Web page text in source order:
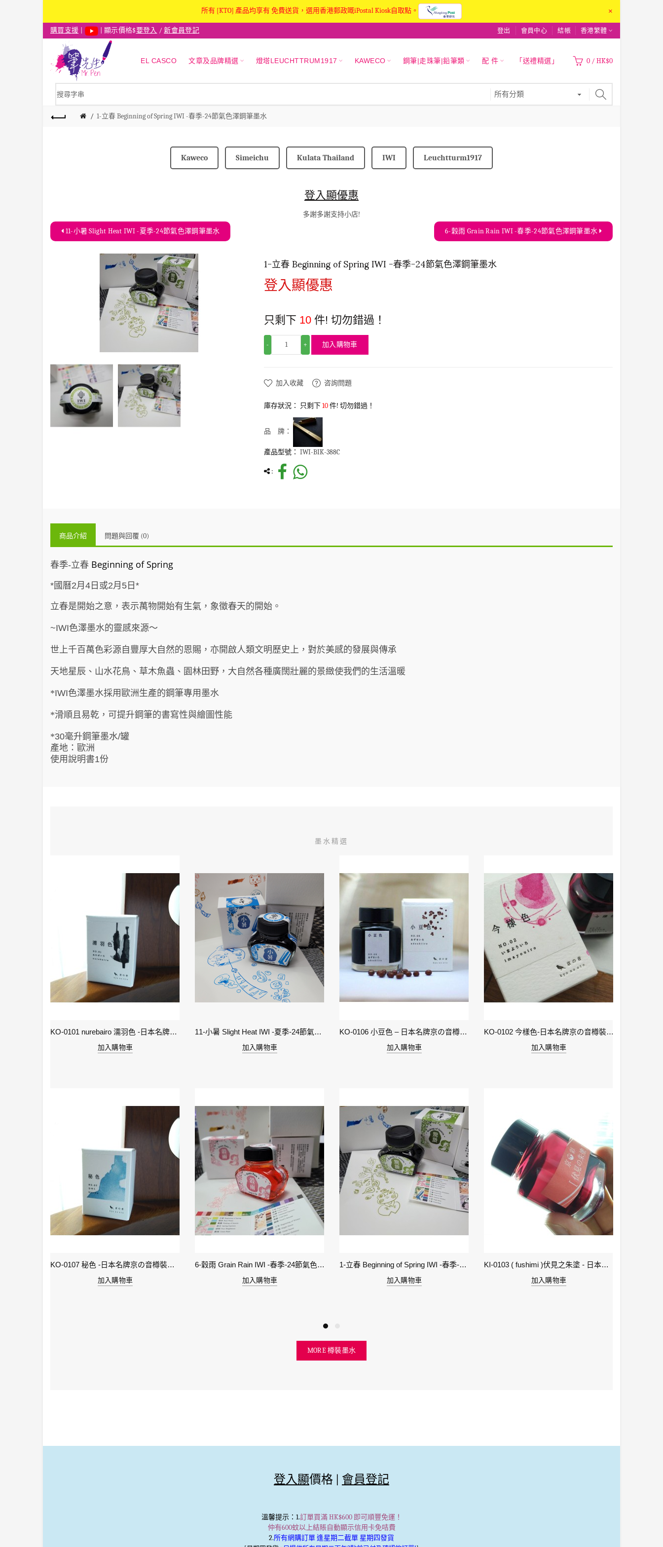
所有 [KTO] 產品均享有 免費送貨，選用香港郵政嘅iPostal Kiosk自取點。 ×
購買支援 | 顯示價格$要登入 /新會員登記 登出 會員中心 結帳 香港繁體
EL CASCO 文章及品牌精選 燈塔LEUCHTTRUM1917 KAWECO 鋼筆|走珠筆|鉛筆類 配 件 「送禮精選」 0 / HK$0
1-立春 Beginning of Spring IWI -春季-24節氣色澤鋼筆墨水
Kaweco Simeichu Kulata Thailand IWI Leuchtturm1917
登入顯優惠
多謝多謝支持小店!
11-小暑 Slight Heat IWI -夏季-24節氣色澤鋼筆墨水
6-穀雨 Grain Rain IWI -春季-24節氣色澤鋼筆墨水
1-立春 Beginning of Spring IWI -春季-24節氣色澤鋼筆墨水
登入顯優惠
只剩下 10 件! 切勿錯過！
- + 加入購物車
加入收藏 咨詢問題
庫存狀況： 只剩下10件! 切勿錯過！
品 牌：
產品型號： IWI-BIK-388C
:
商品介紹 問題與回覆 (0)
春季-立春 Beginning of Spring
*國曆2月4日或2月5日*
立春是開始之意，表示萬物開始有生氣，象徵春天的開始。
~IWI色澤墨水的靈感來源～
世上千百萬色彩源自豐厚大自然的恩賜，亦開啟人類文明歷史上，對於美感的發展與傳承
天地星辰、山水花鳥、草木魚蟲、園林田野，大自然各種廣闊壯麗的景緻使我們的生活溫暖
*IWI色澤墨水採用歐洲生產的鋼筆專用墨水
*滑順且易乾，可提升鋼筆的書寫性與繪圖性能
*30毫升鋼筆墨水/罐
產地：歐洲
使用說明書1份
墨水精選
KO-0101 nurebairo 濡羽色 -日本名牌京の音樽裝鋼筆墨水40ml 4573356130012
加入購物車
KO-0107 秘色 -日本名牌京の音樽裝鋼筆墨水 4573356130234 - 40ml
加入購物車
11-小暑 Slight Heat IWI -夏季-24節氣色澤鋼筆墨水
加入購物車
6-穀雨 Grain Rain IWI -春季-24節氣色澤鋼筆墨水
加入購物車
KO-0106 小豆色 – 日本名牌京の音樽裝鋼筆墨水40ml 4573356130159
加入購物車
1-立春 Beginning of Spring IWI -春季-24節氣色澤鋼筆墨水
加入購物車
KO-0102 今樣色-日本名牌京の音樽裝鋼筆墨水40ml 4573356130029
加入購物車
KI-0103 ( fushimi )伏見之朱塗 - 日本名牌京彩樽裝鋼筆墨水40ml
加入購物車
MORE 樽裝墨水
登入顯價格 | 會員登記
溫馨提示：1.訂單買滿 HK$600 即可順豐免運！
仲有600蚊以上結賬自動顯示信用卡免咭費
2.所有網購訂單 逢星期二截單 星期四發貨